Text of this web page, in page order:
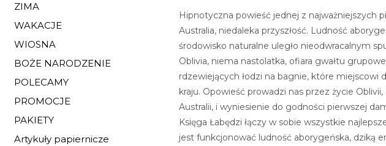
ZIMA
WAKACJE
WIOSNA
BOŻE NARODZENIE
POLECAMY
PROMOCJE
PAKIETY
Artykuły papiernicze
Hipnotyczna powieść jednej z najważniejszych
Australia, niedaleka przyszłość. Ludność
środowisko naturalne uległo nieodwracalnym
Oblivia, niema nastolatka, ofiara gwałtu
rdzewiejących łodzi na bagnie, które miejscowi
kraju. Opowieść prowadzi nas przez życie
Australii, i wyniesienie do godności pierwszej
Księga Łabędzi łączy w sobie wszystkie
jest funkcjonować ludność aborygeńska, dziką